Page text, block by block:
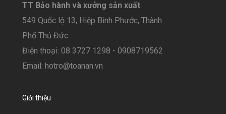
TT Bảo hành và xưởng sản xuất
549 Quốc lộ 13, Hiệp Bình Phước, Thành
Phố Thủ Đức
Điện thoại: 08 3727 1298 - 0908719562
Email: hotro@toanan.vn
Giới thiệu